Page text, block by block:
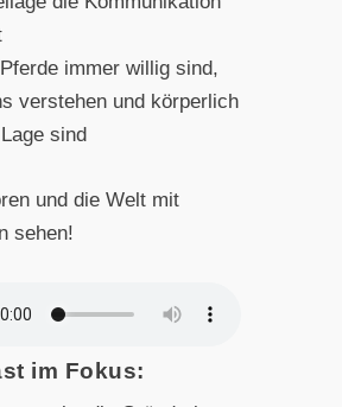
immer willig sind,
verstehen und körperlich
sind
und die Welt mit
sehen!
im Fokus: